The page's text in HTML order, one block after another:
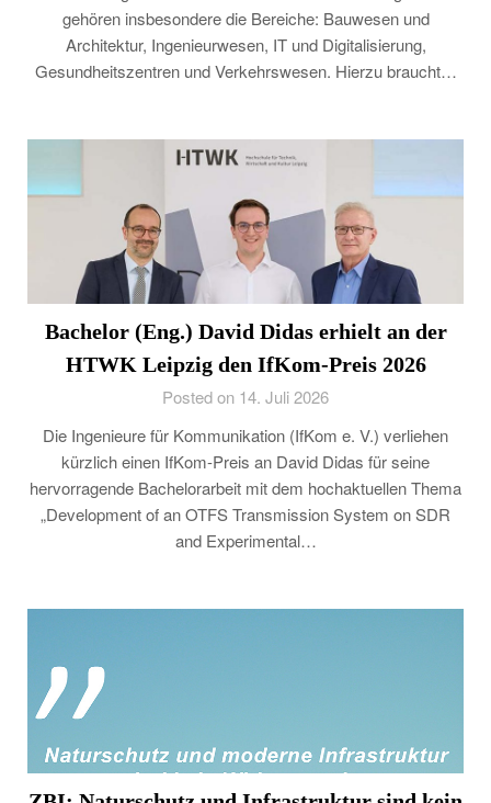
gehören insbesondere die Bereiche: Bauwesen und
Architektur, Ingenieurwesen, IT und Digitalisierung,
Gesundheitszentren und Verkehrswesen. Hierzu braucht…
Bachelor (Eng.) David Didas erhielt an der
HTWK Leipzig den IfKom-Preis 2026
Posted on 14. Juli 2026
Die Ingenieure für Kommunikation (IfKom e. V.) verliehen
kürzlich einen IfKom-Preis an David Didas für seine
hervorragende Bachelorarbeit mit dem hochaktuellen Thema
„Development of an OTFS Transmission System on SDR
and Experimental…